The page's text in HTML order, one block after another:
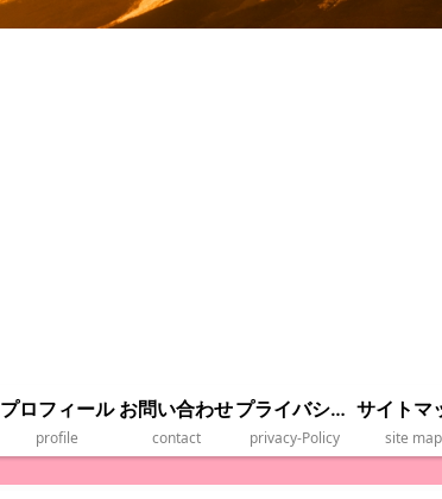
プロフィール
profile
お問い合わせ
contact
プライバシーポリシー
privacy‐Policy
サイトマ
site map